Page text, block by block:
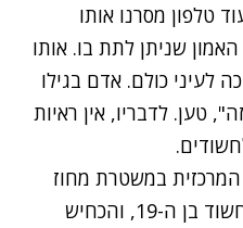
טלפון מסרנו אותו
שניתן לתת בו. אותו
לעיני כולם. אדם בגילו
טען. לדבריו, אין ראיות
במשטרת מחוז
מרכז, עומת בן השופט עם החשוד בן ה-19, והכחיש